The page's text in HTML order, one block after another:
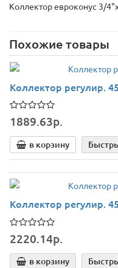
Коллектор евроконус 3/
Похожие товары
Коллектор регулир.
1889.63р.
в корзину
Коллектор регулир.
2220.14р.
в корзину